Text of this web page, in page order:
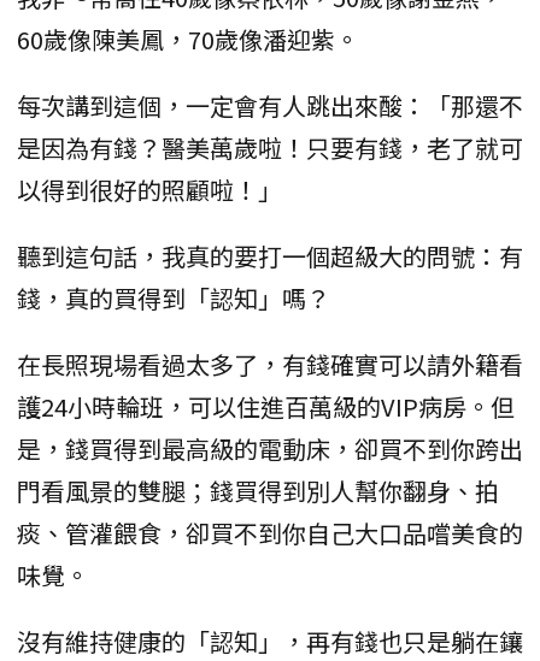
60歲像陳美鳳，70歲像潘迎紫。
每次講到這個，一定會有人跳出來酸：「那還不
是因為有錢？醫美萬歲啦！只要有錢，老了就可
以得到很好的照顧啦！」
聽到這句話，我真的要打一個超級大的問號：有
錢，真的買得到「認知」嗎？
在長照現場看過太多了，有錢確實可以請外籍看
護24小時輪班，可以住進百萬級的VIP病房。但
是，錢買得到最高級的電動床，卻買不到你跨出
門看風景的雙腿；錢買得到別人幫你翻身、拍
痰、管灌餵食，卻買不到你自己大口品嚐美食的
味覺。
沒有維持健康的「認知」，再有錢也只是躺在鑲